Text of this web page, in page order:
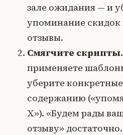
зале ожидания — и
упоминание скидок
отзывы.
Смягчите скрипты.
применяете
уберите
содержанию
X»). «Будем рады
отзыву» достаточно.